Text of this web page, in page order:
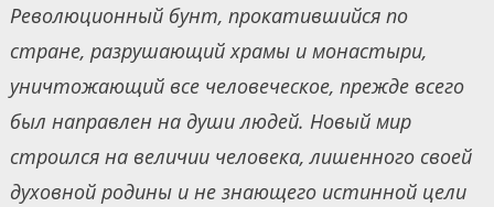
Революционный бунт, прокатившийся по
стране, разрушающий храмы и монастыри,
уничтожающий все человеческое, прежде всего
был направлен на души людей. Новый мир
строился на величии человека, лишенного своей
духовной родины и не знающего истинной цели